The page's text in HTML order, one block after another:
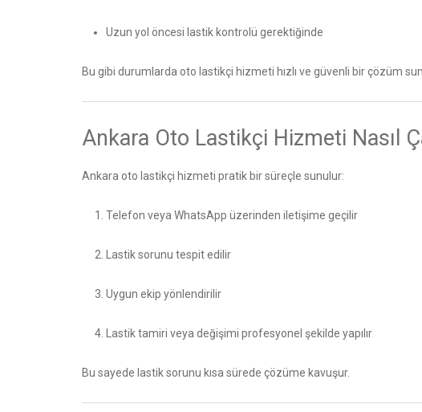
Uzun yol öncesi lastik kontrolü gerektiğinde
Bu gibi durumlarda oto lastikçi hizmeti hızlı ve güvenli bir çözüm
Ankara Oto Lastikçi Hizmeti Nasıl
Ankara oto lastikçi hizmeti pratik bir süreçle sunulur:
Telefon veya WhatsApp üzerinden iletişime geçilir
Lastik sorunu tespit edilir
Uygun ekip yönlendirilir
Lastik tamiri veya değişimi profesyonel şekilde yapılır
Bu sayede lastik sorunu kısa sürede çözüme kavuşur.